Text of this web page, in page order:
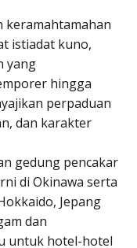
keramahtamahan
istiadat kuno,
yang
hingga
perpaduan
dan karakter
gedung pencakar
di Okinawa serta
Jepang
dan
untuk hotel-hotel